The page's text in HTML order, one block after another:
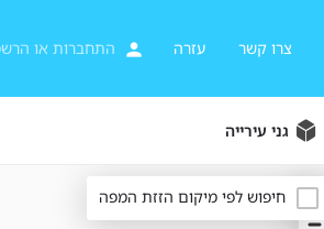
צרו קשר עזרה התחברות או
גני עירייה
חיפוש לפי מיקום הזזת המפה